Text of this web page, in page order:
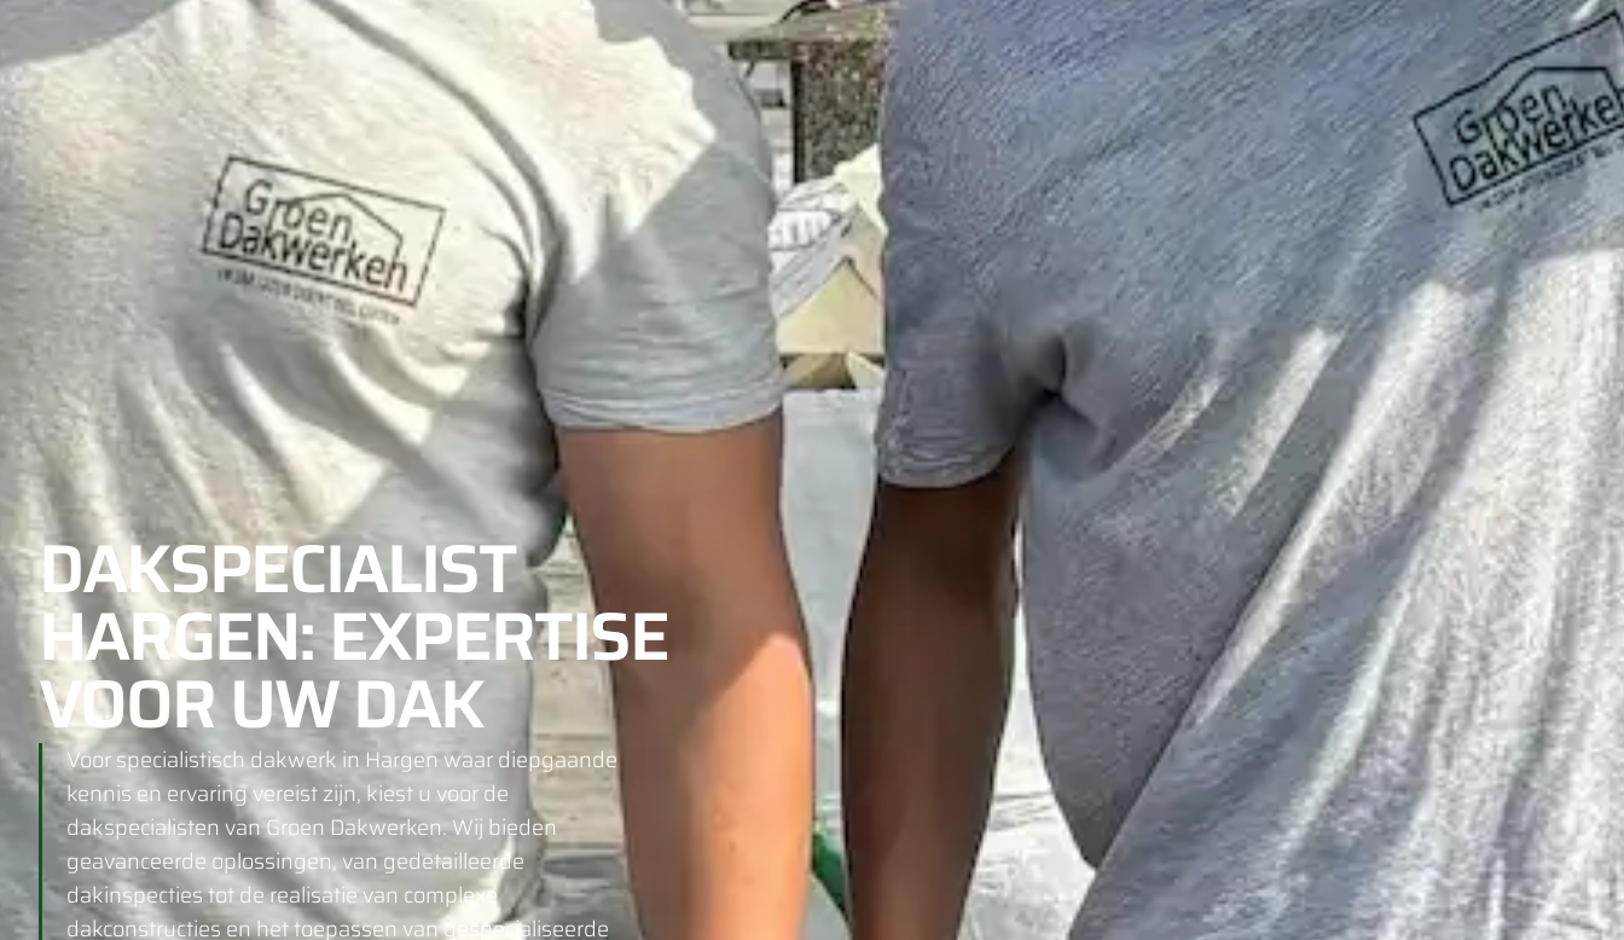
DAKSPECIALIST
HARGEN: EXPERTISE
VOOR UW DAK
Voor specialistisch dakwerk in Hargen waar diepgaande
kennis en ervaring vereist zijn, kiest u voor de
dakspecialisten van Groen Dakwerken. Wij bieden
geavanceerde oplossingen, van gedetailleerde
dakinspecties tot de realisatie van complexe
dakconstructies en het toepassen van gespecialiseerde